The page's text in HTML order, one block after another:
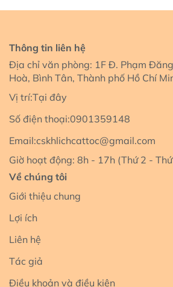
Thông tin liên hệ
Địa chỉ văn phòng: 1F Đ. Phạm
Hoà, Bình Tân, Thành phố Hồ Chí
Vị trí:Tại đây
Số điện thoại:0901359148
Email:cskhlichcattoc@gmail.com
Giờ hoạt động: 8h - 17h (Thứ 2 -
Về chúng tôi
Giới thiệu chung
Lợi ích
Liên hệ
Tác giả
Điều khoản và điều kiện